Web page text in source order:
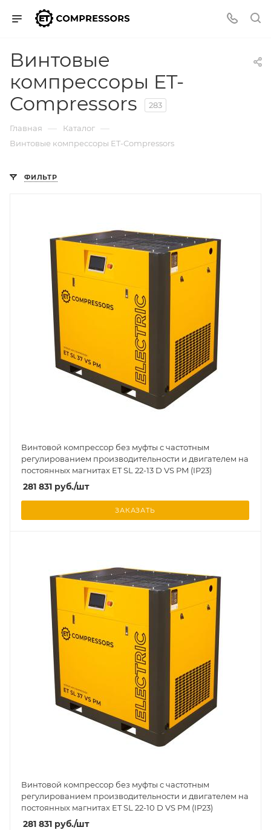
Винтовые
компрессоры ET-
Compressors
283
Главная — Каталог —
Винтовые компрессоры ET-Compressors
ФИЛЬТР
Винтовой компрессор без муфты с частотным
регулированием производительности и двигателем на
постоянных магнитах ET SL 22-13 D VS PM (IP23)
281 831 руб./шт
ЗАКАЗАТЬ
Винтовой компрессор без муфты с частотным
регулированием производительности и двигателем на
постоянных магнитах ET SL 22-10 D VS PM (IP23)
281 831 руб./шт